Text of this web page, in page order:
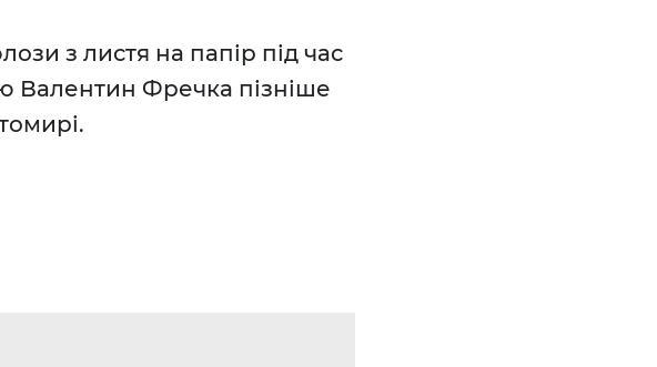
з листя на папір під час
Валентин Фречка пізніше